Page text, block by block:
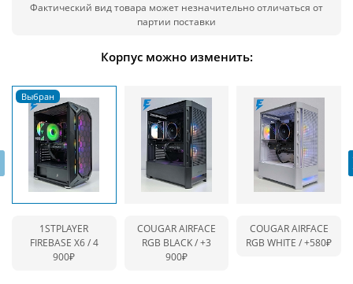
Фактический вид товара может незначительно отличаться от
партии поставки
Корпус можно изменить:
1STPLAYER
FIREBASE X6 / 4
900₽
COUGAR AIRFACE
RGB BLACK /+3
900₽
COUGAR AIRFACE
RGB WHITE /+580₽